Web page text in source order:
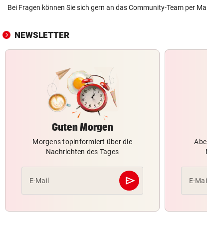
Bei Fragen können Sie sich gern an das Community-Team per
NEWSLETTER
Guten Morgen
Morgens topinformiert über die
Nachrichten des Tages
E-Mail send
Abschicken E-Mail